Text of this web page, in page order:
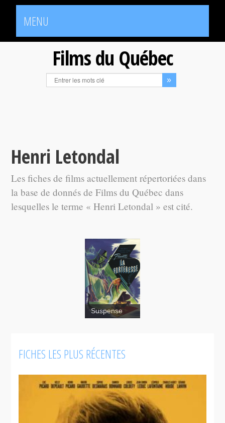
MENU
Films du Québec
Henri Letondal
Les fiches de films actuellement répertoriées dans
la base de donnés de Films du Québec dans
lesquelles le terme « Henri Letondal » est cité.
La
forteresse
Suspense
FICHES LES PLUS RÉCENTES